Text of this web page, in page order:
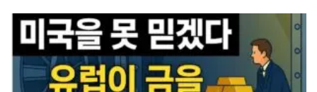
금·은 차트 & 전략 금은 생활 트렌드
정일품골드 제품관